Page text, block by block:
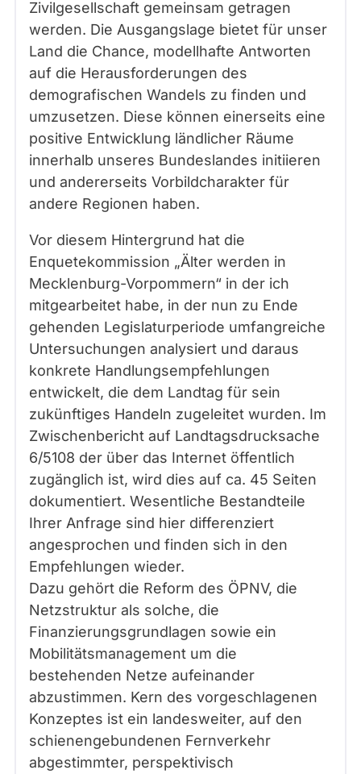
Zivilgesellschaft gemeinsam getragen
werden. Die Ausgangslage bietet für unser
Land die Chance, modellhafte Antworten
auf die Herausforderungen des
demografischen Wandels zu finden und
umzusetzen. Diese können einerseits eine
positive Entwicklung ländlicher Räume
innerhalb unseres Bundeslandes initiieren
und andererseits Vorbildcharakter für
andere Regionen haben.
Vor diesem Hintergrund hat die
Enquetekommission „Älter werden in
Mecklenburg-Vorpommern“ in der ich
mitgearbeitet habe, in der nun zu Ende
gehenden Legislaturperiode umfangreiche
Untersuchungen analysiert und daraus
konkrete Handlungsempfehlungen
entwickelt, die dem Landtag für sein
zukünftiges Handeln zugeleitet wurden. Im
Zwischenbericht auf Landtagsdrucksache
6/5108 der über das Internet öffentlich
zugänglich ist, wird dies auf ca. 45 Seiten
dokumentiert. Wesentliche Bestandteile
Ihrer Anfrage sind hier differenziert
angesprochen und finden sich in den
Empfehlungen wieder.
Dazu gehört die Reform des ÖPNV, die
Netzstruktur als solche, die
Finanzierungsgrundlagen sowie ein
Mobilitätsmanagement um die
bestehenden Netze aufeinander
abzustimmen. Kern des vorgeschlagenen
Konzeptes ist ein landesweiter, auf den
schienengebundenen Fernverkehr
abgestimmter, perspektivisch